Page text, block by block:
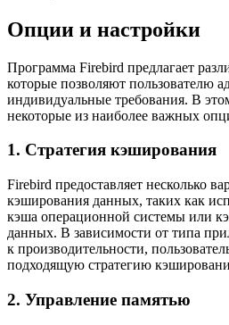
Опции и настройки
Программа Firebird предлагает
которые позволяют пользователю
индивидуальные требования. В
некоторые из наиболее важных
1. Стратегия кэширования
Firebird предоставляет несколько
кэширования данных, таких как
кэша операционной системы или
данных. В зависимости от типа
к производительности,
подходящую стратегию
2. Управление памятью